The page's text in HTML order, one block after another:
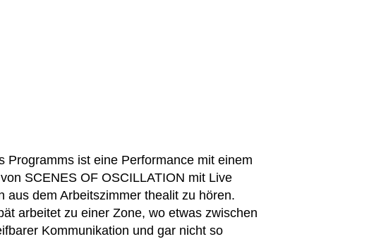
Programms ist eine Performance mit einem
SCENES OF OSCILLATION mit Live
aus dem Arbeitszimmer thealit zu hören.
arbeitet zu einer Zone, wo etwas zwischen
Kommunikation und gar nicht so